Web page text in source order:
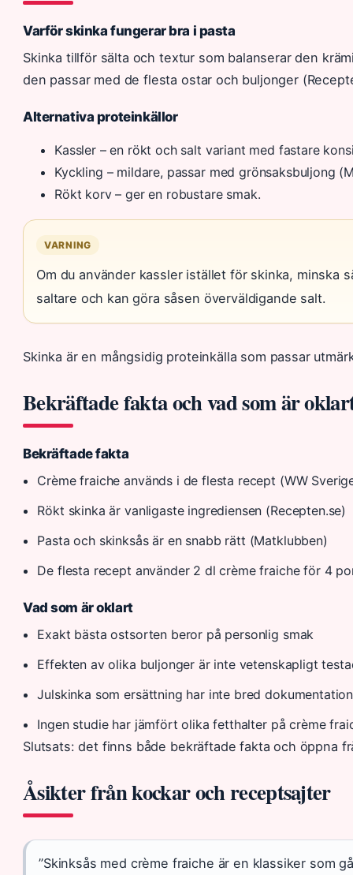
Varför skinka fungerar bra i pasta
Skinka tillför sälta och textur som balanserar den
den passar med de flesta ostar och buljonger
Alternativa proteinkällor
Kassler – en rökt och salt variant med fastare
Kyckling – mildare, passar med grönsaksbuljong
Rökt korv – ger en robustare smak.
VARNING
Om du använder kassler istället för skinka, minska
saltare och kan göra såsen överväldigande salt.
Skinka är en mångsidig proteinkälla som passar
Bekräftade fakta och vad som är
Bekräftade fakta
Crème fraiche används i de flesta recept (WW
Rökt skinka är vanligaste ingrediensen (Recepten.se)
Pasta och skinksås är en snabb rätt (Matklubben)
De flesta recept använder 2 dl crème fraiche för 4
Vad som är oklart
Exakt bästa ostsorten beror på personlig smak
Effekten av olika buljonger är inte vetenskapligt
Julskinka som ersättning har inte bred dokumentation
Ingen studie har jämfört olika fetthalter på crème
Slutsats: det finns både bekräftade fakta och öppna
Åsikter från kockar och receptsajter
”Skinksås med crème fraiche är en klassiker som